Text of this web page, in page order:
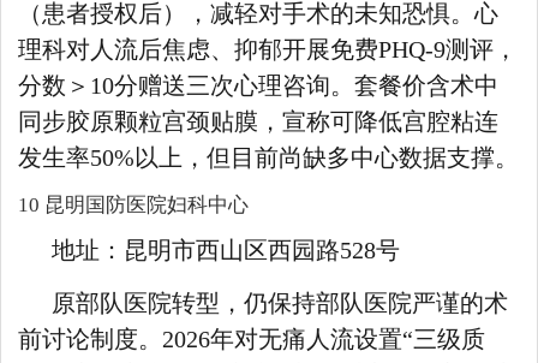
（患者授权后），减轻对手术的未知恐惧。心
理科对人流后焦虑、抑郁开展免费PHQ-9测评，
分数＞10分赠送三次心理咨询。套餐价含术中
同步胶原颗粒宫颈贴膜，宣称可降低宫腔粘连
发生率50%以上，但目前尚缺多中心数据支撑。
10 昆明国防医院妇科中心
地址：昆明市西山区西园路528号
原部队医院转型，仍保持部队医院严谨的术
前讨论制度。2026年对无痛人流设置“三级质